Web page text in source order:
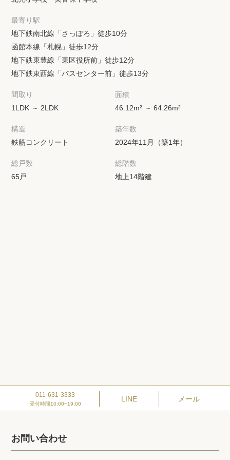
最寄り駅
地下鉄南北線「さっぽろ」徒歩10分
函館本線「札幌」徒歩12分
地下鉄東豊線「東区役所前」徒歩12分
地下鉄東西線「バスセンター前」徒歩13分
間取り
1LDK ～ 2LDK
面積
46.12m² ～ 64.26m²
構造
鉄筋コンクリート
築年数
2024年11月（築1年）
総戸数
65戸
総階数
地上14階建
011-631-3333
受付時間10:00~19:00
LINE メール
お問い合わせ